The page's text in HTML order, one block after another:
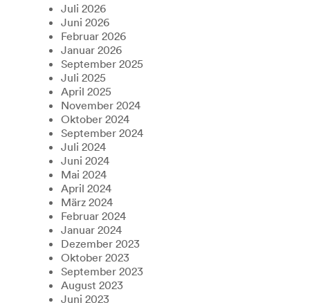
Juli 2026
Juni 2026
Februar 2026
Januar 2026
September 2025
Juli 2025
April 2025
November 2024
Oktober 2024
September 2024
Juli 2024
Juni 2024
Mai 2024
April 2024
März 2024
Februar 2024
Januar 2024
Dezember 2023
Oktober 2023
September 2023
August 2023
Juni 2023